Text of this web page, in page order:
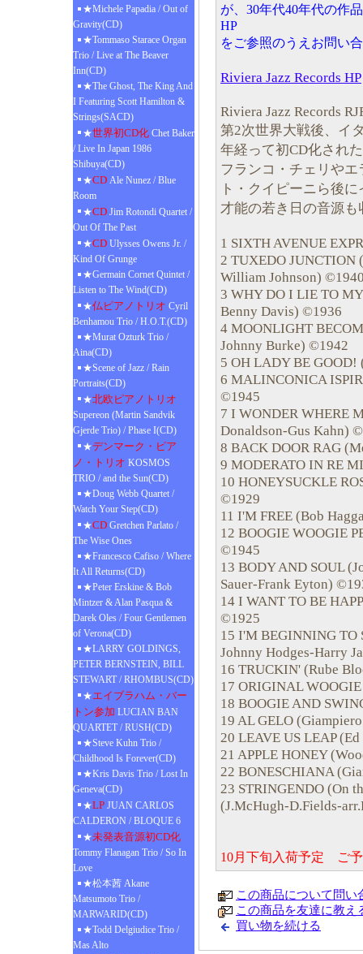
★Michele Papadia / Out of
Gravity(CD)
★Tommaso Starace Organ
Trio / Live at The Beaver
Inn(CD)
★The Ghost, The King And
I Featuring Scott Hamilton &
Strings(SACD)
★世界初CD化 Chet Baker
/ Live In Japan 1986
Shibuya(CD)
★CD Ale Nunez / Blue
Room
★CD Jim Rotondi Quartet /
Out Of The Past
★CD Ulysses Owens Jr. /
Kind Of Grunge
★Germain Cornet Quintet /
Listen to The Wind(CD)
★仏ピアノトリオ Cyril
Benhamou Trio / H.O.T.(CD)
★Murat Ozturk Trio /
Aina(CD)
★Scene of Jazz / Rain
Portraits(CD)
★北欧ピアノトリオ
Supereon (Martin Sandvik
Gjerde Trio) / Phase I(CD)
★デンマーク・ピア
ノ・トリオ KOSMOS
TRIO / and the Sun(CD)
★Doug Webb Quartet /
Watch Your Step(CD)
★CD Gretchen Parlato /
The Wise Ones
★Francesco Cafiso / Where
It All Returns(CD)
★Peter Erskine & Bob
Mintzer & Alan Pasqua &
Darek Oles / Four Gentlemen
of Verona(CD)
★LARRY GOLDINGS,
PETER BERNSTEIN, BILL
STEWART / RHOMBUS(CD)
★エイブラハム・バー
トン参加 LUCIAN BAN
QUARTET / RUSH(CD)
★Steve Kuhn Trio /
Childhood Is Forever(CD)
★Kris Davis Trio / Lost In
Geneva(CD)
★LP JUAN CARLOS
CALDERON / BLOQUE 6
★未発表音源初CD化
Tommy Flanagan Trio / So In
Love
★松本茜 Akane
Matsumoto Trio /
MARWARID(CD)
★Todd Delgiudice Trio /
Mas Alto
が、30年代40年代の作
HP
をご参照のうえお問い
Riviera Jazz Records HP
Riviera Jazz Records
第2次世界大戦後、イ
年経って初CD化され
フランコ・チェリや
ト・クイピーニら後
才能の若き日の音源も
1 SIXTH AVENUE
2 TUXEDO JUNCTION
William Johnson)
3 WHY DO I LIE TO
Benny Davis) ©1936
4 MOONLIGHT
Johnny Burke) ©1942
5 OH LADY BE
6 MALINCONICA
©1945
7 I WONDER WHERE
Donaldson-Gus Kahn)
8 BACK DOOR RAG
9 MODERATO IN RE
10 HONEYSUCKLE
©1929
11 I'M FREE (Bob
12 BOOGIE WOOGIE
©1945
13 BODY AND SOUL
Sauer-Frank Eyton)
14 I WANT TO BE
©1925
15 I'M BEGINNING TO
Johnny Hodges-Harry
16 TRUCKIN' (Rube
17 ORIGINAL
18 BOOGIE AND
19 AL GELO
20 LEAVE US LEAP
21 APPLE HONEY
22 BONESCHIANA
23 STRINGENDO (On
(J.McHugh-D.Fields-
10月下旬入荷予定 ご
この商品について問い
この商品を友達に教え
買い物を続ける